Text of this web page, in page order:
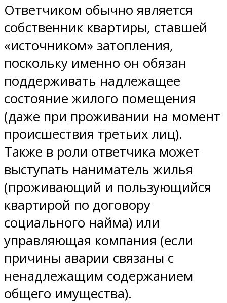
Ответчиком обычно является
собственник квартиры, ставшей
«источником» затопления,
поскольку именно он обязан
поддерживать надлежащее
состояние жилого помещения
(даже при проживании на момент
происшествия третьих лиц).
Также в роли ответчика может
выступать наниматель жилья
(проживающий и пользующийся
квартирой по договору
социального найма) или
управляющая компания (если
причины аварии связаны с
ненадлежащим содержанием
общего имущества).